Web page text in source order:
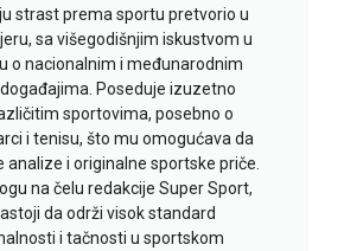
strast prema sportu pretvorio u
sa višegodišnjim iskustvom u
o nacionalnim i međunarodnim
Poseduje izuzetno
sportovima, posebno o
i tenisu, što mu omogućava da
analize i originalne sportske priče.
na čelu redakcije Super Sport,
da održi visok standard
i tačnosti u sportskom